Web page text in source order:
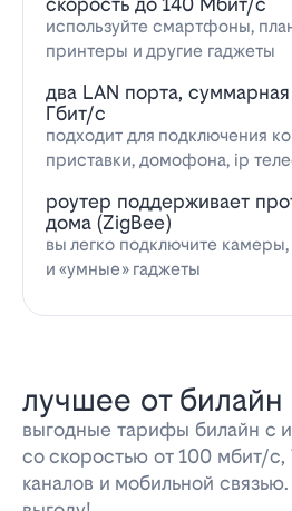
используйте смартфоны,
принтеры и другие гаджеты
два LAN порта,
Гбит/с
подходит для подключения
приставки, домофона, ip
роутер поддерживает
дома (ZigBee)
вы легко подключите
и «умные» гаджеты
лучшее от билайн
выгодные тарифы билайн с
со скоростью от 100 мбит/
каналов и мобильной